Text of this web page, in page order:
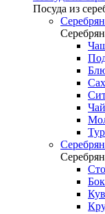
Посуда из